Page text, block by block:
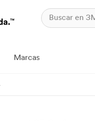
Marcas